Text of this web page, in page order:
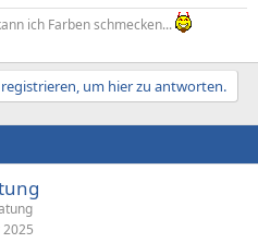
ich Farben schmecken...
um hier zu antworten.